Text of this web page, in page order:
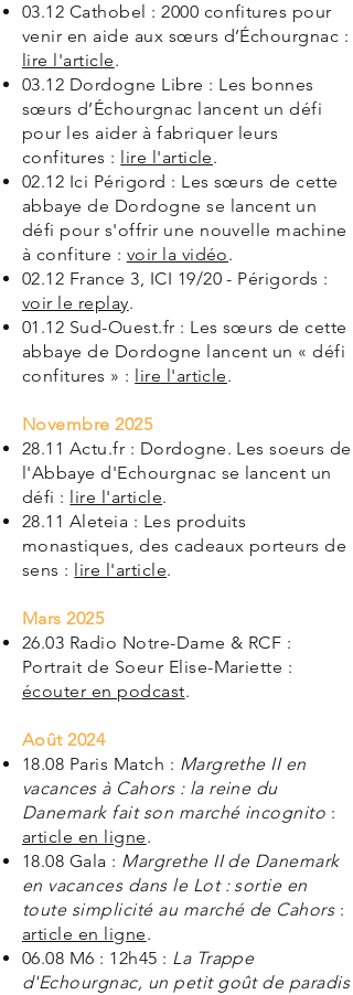
03.12 Cathobel : 2000 confitures pour
venir en aide aux sœurs d’Échourgnac :
lire l'article.
03.12 Dordogne Libre : Les bonnes
sœurs d’Échourgnac lancent un défi
pour les aider à fabriquer leurs
confitures : lire l'article.
02.12 Ici Périgord : Les sœurs de cette
abbaye de Dordogne se lancent un
défi pour s'offrir une nouvelle machine
à confiture : voir la vidéo.
02.12 France 3, ICI 19/20 - Périgords :
voir le replay.
01.12 Sud-Ouest.fr : Les sœurs de cette
abbaye de Dordogne lancent un « défi
confitures » : lire l'article.
Novembre 2025
28.11 Actu.fr : Dordogne. Les soeurs de
l'Abbaye d'Echourgnac se lancent un
défi : lire l'article.
28.11 Aleteia : Les produits
monastiques, des cadeaux porteurs de
sens : lire l'article.
Mars 2025
26.03 Radio Notre-Dame & RCF :
Portrait de Soeur Elise-Mariette :
écouter en podcast.
Août 2024
18.08 Paris Match : Margrethe II en
vacances à Cahors : la reine du
Danemark fait son marché incognito :
article en ligne.
18.08 Gala : Margrethe II de Danemark
en vacances dans le Lot : sortie en
toute simplicité au marché de Cahors:
article en ligne.
06.08 M6 : 12h45 : La Trappe
d'Echourgnac, un petit goût de paradis